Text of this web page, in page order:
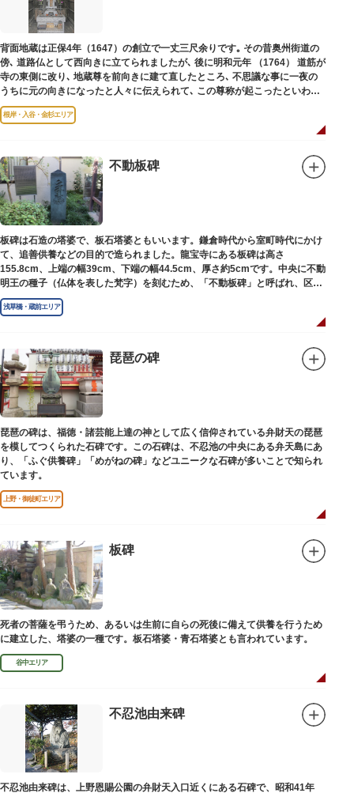
背面地蔵は正保4年（1647）の創立で一丈三尺余りです｡ その昔奥州街道の
傍､ 道路仏として西向きに立てられましたが､ 後に明和元年 （1764） 道筋が
寺の東側に改り､ 地蔵尊を前向きに建て直したところ､ 不思議な事に一夜の
うちに元の向きになったと人々に伝えられて､ この尊称が起こったといわれ
ています｡薬王寺（やくおうじ）にあります。
根岸・入谷・金杉エリア
不動板碑
板碑は石造の塔婆で、板石塔婆ともいいます。鎌倉時代から室町時代にかけ
て、追善供養などの目的で造られました。龍宝寺にある板碑は高さ
155.8cm、上端の幅39cm、下端の幅44.5cm、厚さ約5cmです。中央に不動
明王の種子（仏体を表した梵字）を刻むため、「不動板碑」と呼ばれ、区内
現存の板碑を代表するもののひとつです。
浅草橋・蔵前エリア
琵琶の碑
琵琶の碑は、福徳・諸芸能上達の神として広く信仰されている弁財天の琵琶
を模してつくられた石碑です。この石碑は、不忍池の中央にある弁天島にあ
り、「ふぐ供養碑」「めがねの碑」などユニークな石碑が多いことで知られ
ています。
上野・御徒町エリア
板碑
死者の菩薩を弔うため、あるいは生前に自らの死後に備えて供養を行うため
に建立した、塔婆の一種です。板石塔婆・青石塔婆とも言われています。
谷中エリア
不忍池由来碑
不忍池由来碑は、上野恩賜公園の弁財天入口近くにある石碑で、昭和41年